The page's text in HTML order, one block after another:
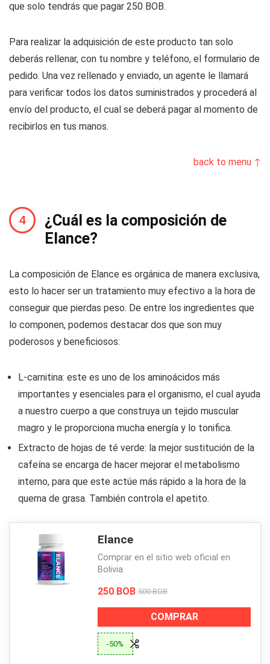
que solo tendrás que pagar 250 BOB.
Para realizar la adquisición de este producto tan solo
deberás rellenar, con tu nombre y teléfono, el formulario de
pedido. Una vez rellenado y enviado, un agente le llamará
para verificar todos los datos suministrados y procederá al
envío del producto, el cual se deberá pagar al momento de
recibirlos en tus manos.
back to menu ↑
¿Cuál es la composición de
Elance?
La composición de Elance es orgánica de manera exclusiva,
esto lo hacer ser un tratamiento muy efectivo a la hora de
conseguir que pierdas peso. De entre los ingredientes que
lo componen, podemos destacar dos que son muy
poderosos y beneficiosos:
L-carnitina: este es uno de los aminoácidos más
importantes y esenciales para el organismo, el cual ayuda
a nuestro cuerpo a que construya un tejido muscular
magro y le proporciona mucha energía y lo tonifica.
Extracto de hojas de té verde: la mejor sustitución de la
cafeína se encarga de hacer mejorar el metabolismo
interno, para que este actúe más rápido a la hora de la
quema de grasa. También controla el apetito.
Elance
Comprar en el sitio web oficial en
Bolivia
250 BOB 500 BOB
COMPRAR
-50%